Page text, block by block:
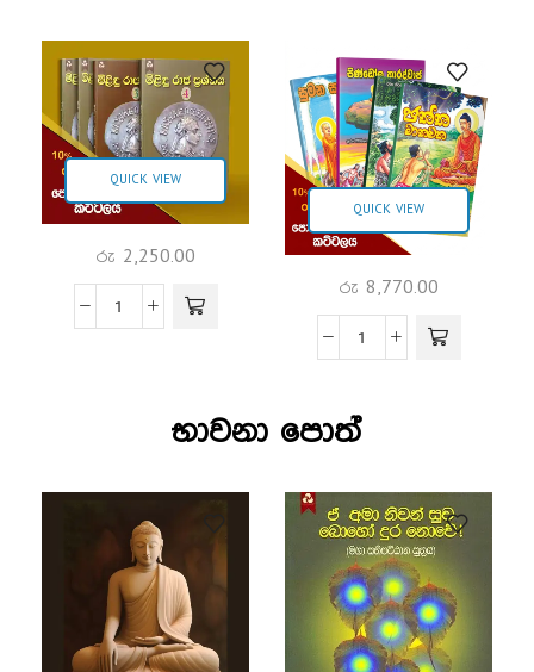
QUICK VIEW
රු 2,250.00
QUICK VIEW
රු 8,770.00
භාවනා පොත්